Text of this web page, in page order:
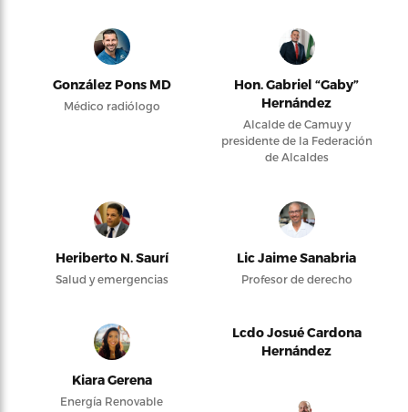
González Pons MD
Médico radiólogo
Hon. Gabriel “Gaby”
Hernández
Alcalde de Camuy y
presidente de la Federación
de Alcaldes
Heriberto N. Saurí
Salud y emergencias
Lic Jaime Sanabria
Profesor de derecho
Kiara Gerena
Energía Renovable
Lcdo Josué Cardona
Hernández